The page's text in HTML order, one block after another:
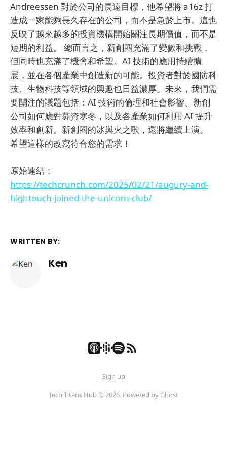
Andreessen 對於公司的長遠目標，他希望將 a16z 打
造成一家能夠長久存在的公司，而不是急於上市。這也
反映了越來越多的投資機構開始關注長期價值，而不是
短期的利益。 總而言之，新創圈充滿了變數和挑戰，
但同時也充滿了機會和希望。AI 技術的應用持續擴
展，並在各個產業中創造新的可能。投資者對於國防科
技、生物科技等領域的興趣也日益濃厚。未來，我們需
要關注的議題包括：AI 技術的倫理和社會影響、新創
公司如何應對募資寒冬，以及各產業如何利用 AI 提升
效率和創新。新創圈的冰與火之歌，還將繼續上演。
希望這樣的改寫符合您的需求！
原始連結：
https://techcrunch.com/2025/02/21/augury-and-
hightouch-joined-the-unicorn-club/
WRITTEN BY:
Ken
Sign up
Tech Titans Hub © 2026. Powered by Ghost